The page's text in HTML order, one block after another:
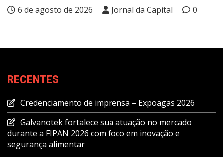
6 de agosto de 2026 Jornal da Capital 0
RECENTES
Credenciamento de imprensa – Expoagas 2026
Galvanotek fortalece sua atuação no mercado
durante a FIPAN 2026 com foco em inovação e
segurança alimentar